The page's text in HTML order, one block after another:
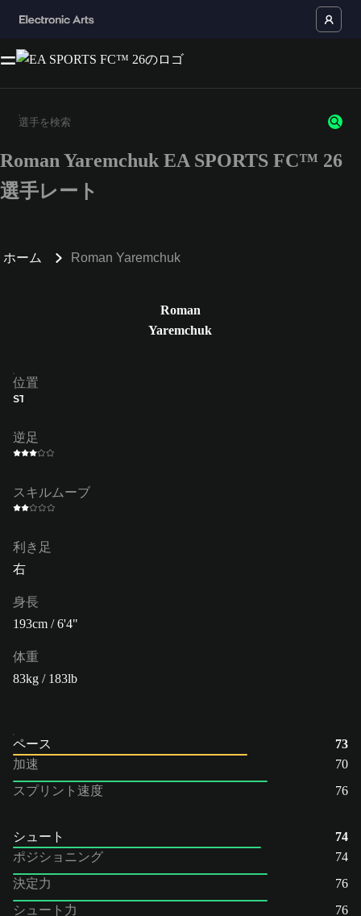
3文字以上の文字または数字を入力してください。
Roman Yaremchuk EA SPORTS FC™ 26
選手レート
ホーム Roman Yaremchuk
Roman
Yaremchuk
位置
ST
逆足
スキルムーブ
利き足
右
身長
193cm / 6'4"
体重
83kg / 183lb
ペース
73
加速
70
スプリント速度
76
シュート
74
ポジショニング
74
決定力
76
シュート力
76